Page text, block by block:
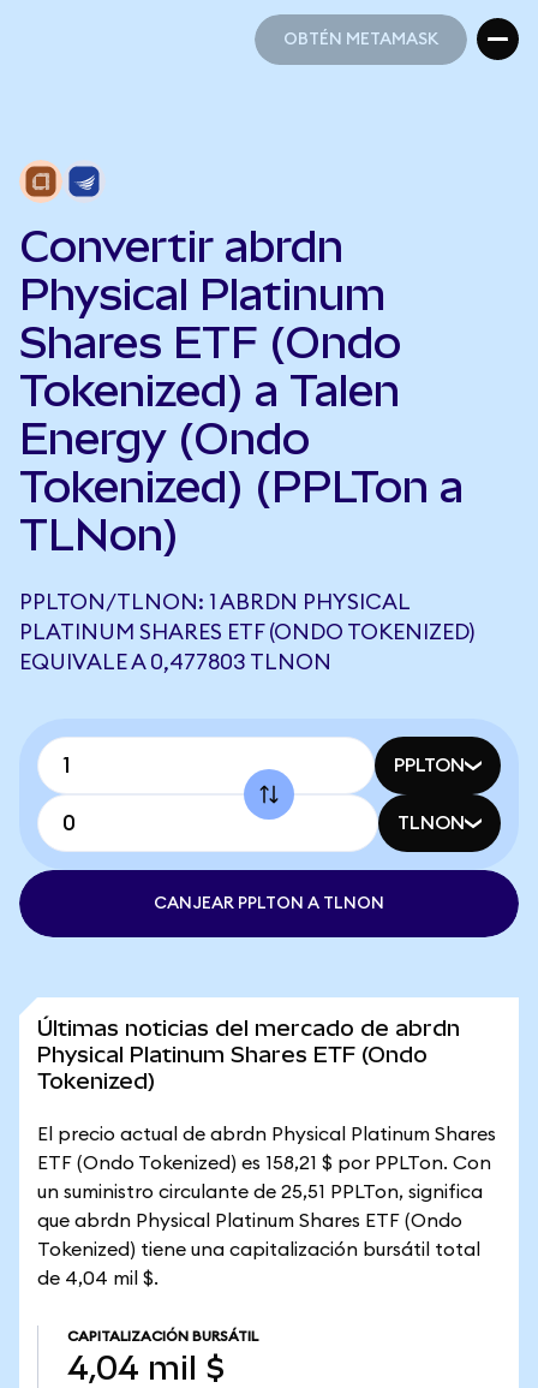
OBTÉN METAMASK
Convertir abrdn
Physical Platinum
Shares ETF (Ondo
Tokenized) a Talen
Energy (Ondo
Tokenized) (PPLTon a
TLNon)
PPLTON/TLNON: 1 ABRDN PHYSICAL
PLATINUM SHARES ETF (ONDO TOKENIZED)
EQUIVALE A 0,477803 TLNON
PPLTON
TLNON
CANJEAR PPLTON A TLNON
Últimas noticias del mercado de abrdn
Physical Platinum Shares ETF (Ondo
Tokenized)
El precio actual de abrdn Physical Platinum Shares
ETF (Ondo Tokenized) es 158,21 $ por PPLTon. Con
un suministro circulante de 25,51 PPLTon, significa
que abrdn Physical Platinum Shares ETF (Ondo
Tokenized) tiene una capitalización bursátil total
de 4,04 mil $.
CAPITALIZACIÓN BURSÁTIL
4,04 mil $